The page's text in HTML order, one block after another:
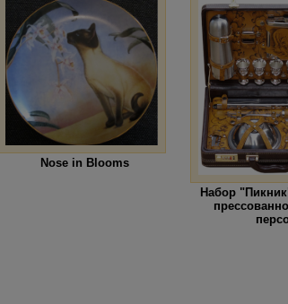
Nose in Blooms
Набор